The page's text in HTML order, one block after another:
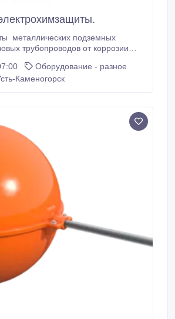
металлических подземных
трубопроводов от коррозии
трубопроводов от коррозии
путем катодной поляризации
Оборудование - разное
Каменогорск